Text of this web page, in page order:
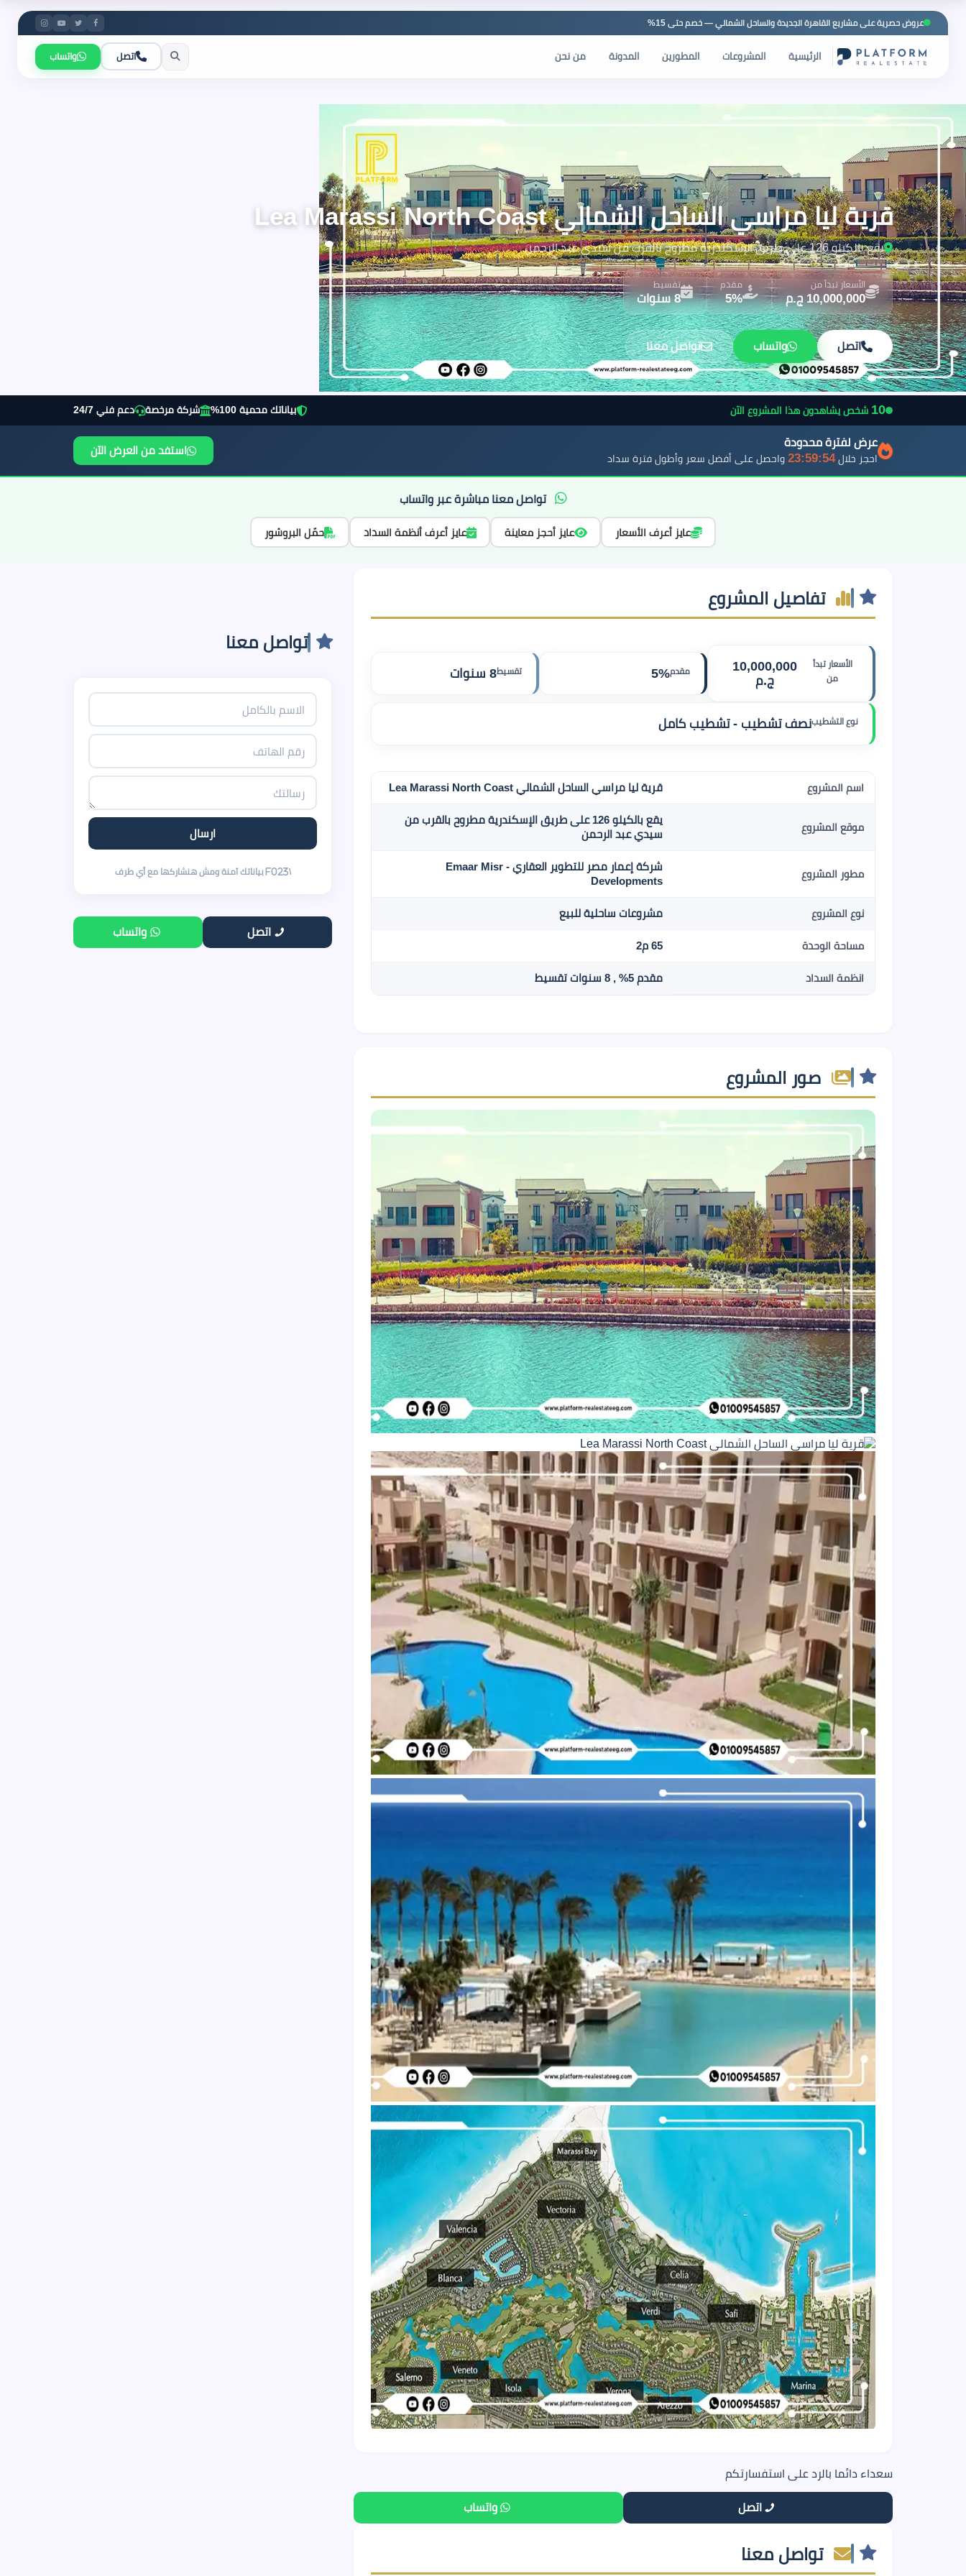
عروض حصرية على مشاريع القاهرة الجديدة والساحل الشمالي — خصم حتى 15%
الرئيسية المشروعات المطورين المدونة من نحن اتصل واتساب
قرية ليا مراسي الساحل الشمالي Lea Marassi North Coast
يقع بالكيلو 126 على طريق الإسكندرية مطروح بالقرب من سيدي عبد الرحمن
الأسعار تبدأ من
10,000,000 ج.م
مقدم
5%
تقسيط
8 سنوات
اتصل واتساب تواصل معنا
10 شخص يشاهدون هذا المشروع الآن بياناتك محمية 100% شركة مرخصة دعم فني 24/7
عرض لفترة محدودة
احجز خلال23:59:52 واحصل على أفضل سعر وأطول فترة سداد
استفد من العرض الآن
تواصل معنا مباشرة عبر واتساب
عايز أعرف الأسعار عايز أحجز معاينة عايز أعرف أنظمة السداد حمّل البروشور
تفاصيل المشروع
الأسعار تبدأ
من
10,000,000
ج.م
مقدم5% تقسيط8 سنوات
نوع التشطيبنصف تشطيب - تشطيب كامل
اسم المشروع قرية ليا مراسي الساحل الشمالي Lea Marassi North Coast
موقع المشروع
يقع بالكيلو 126 على طريق الإسكندرية مطروح بالقرب من
سيدي عبد الرحمن
مطور المشروع
شركة إعمار مصر للتطوير العقاري - Emaar Misr
Developments
نوع المشروع مشروعات ساحلية للبيع
مساحة الوحدة 65 م2
انظمة السداد مقدم 5% , 8 سنوات تقسيط
صور المشروع
سعداء دائما بالرد على استفسارتكم
اتصل واتساب
تواصل معنا
تواصل معنا
اتصل واتساب